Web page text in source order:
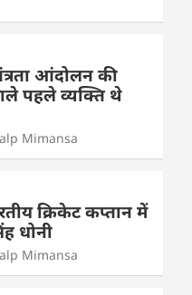
e आंदोलन की
पहले व्यक्ति थे
Mimansa
क्रिकेट कप्तान में
धोनी
Mimansa